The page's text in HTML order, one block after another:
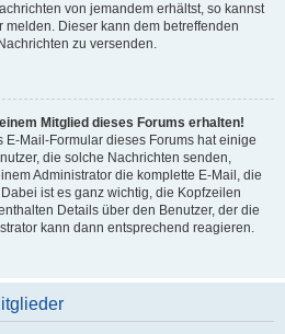
von jemandem erhältst, so kannst
Dieser kann dem betreffenden
zu versenden.
Mitglied dieses Forums erhalten!
E-Mail-Formular dieses Forums hat einige
die solche Nachrichten senden,
Administrator die komplette E-Mail, die
ist es ganz wichtig, die Kopfzeilen
Details über den Benutzer, der die
kann dann entsprechend reagieren.